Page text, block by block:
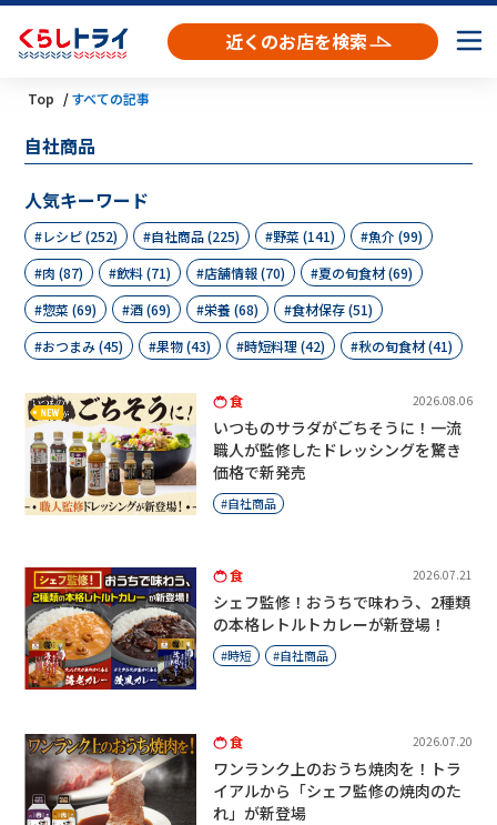
近くのお店を検索
Top すべての記事
自社商品
人気キーワード
レシピ (252) 自社商品 (225) 野菜 (141)
魚介 (99)
肉 (87)
飲料 (71) 店舗情報 (70)
夏の旬食材 (69)
惣菜 (69)
酒 (69) 栄養 (68)
食材保存 (51)
おつまみ (45)
果物 (43) 時短料理 (42) 秋の旬食材 (41)
食 2026.08.06
いつものサラダがごちそうに！一流
職人が監修したドレッシングを驚き
価格で新発売
自社商品
食 2026.07.21
シェフ監修！おうちで味わう、2種類
の本格レトルトカレーが新登場！
時短 自社商品
食 2026.07.20
ワンランク上のおうち焼肉を！トラ
イアルから「シェフ監修の焼肉のた
れ」が新登場